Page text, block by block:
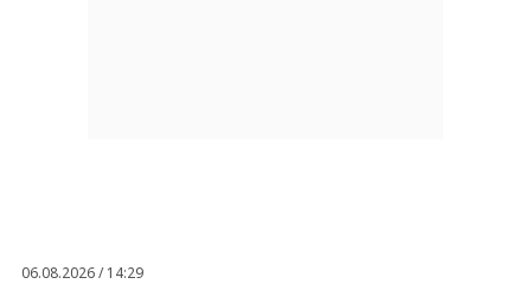
06.08.2026 / 14:29